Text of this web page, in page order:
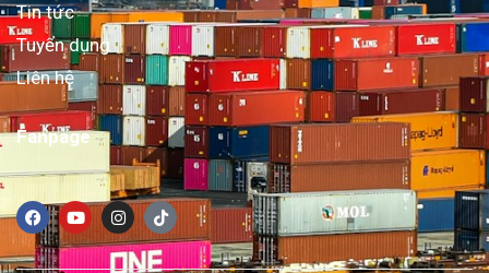
Tin tức
Tuyển dụng
Liên hệ
Fanpage